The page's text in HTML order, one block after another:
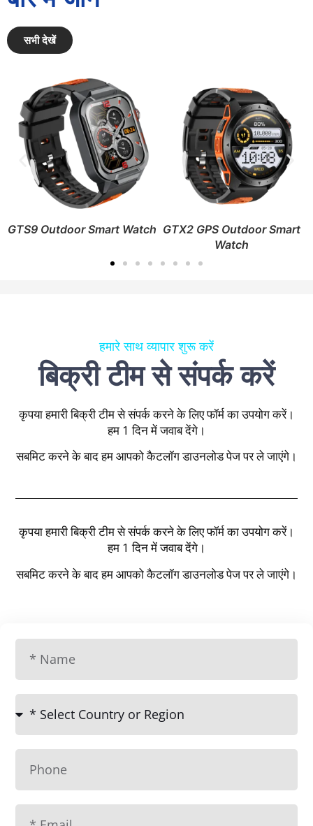
सभी देखें
GTX2 GPS Outdoor Smart
GTR3 AMOLED Smart
Watch - 13
हमारे साथ व्यापार शुरू करें
बिक्री टीम से संपर्क करें
कृपया हमारी बिक्री टीम से संपर्क करने के लिए फॉर्म का उपयोग करें।
हम 1 दिन में जवाब देंगे।
सबमिट करने के बाद हम आपको कैटलॉग डाउनलोड पेज पर ले जाएंगे।
कृपया हमारी बिक्री टीम से संपर्क करने के लिए फॉर्म का उपयोग करें।
हम 1 दिन में जवाब देंगे।
सबमिट करने के बाद हम आपको कैटलॉग डाउनलोड पेज पर ले जाएंगे।